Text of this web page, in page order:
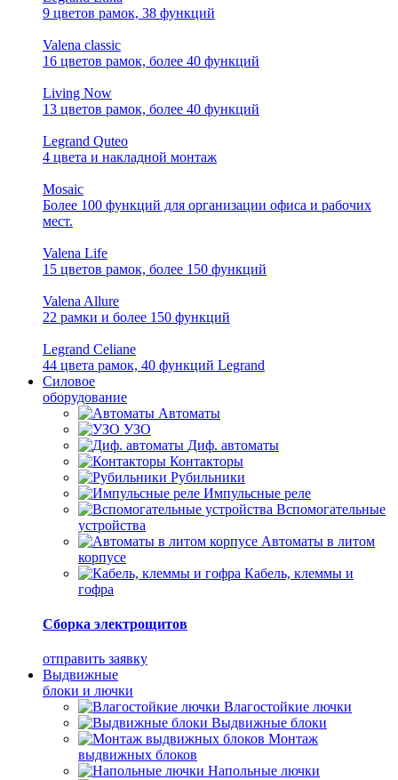
9 цветов рамок, 38 функций
Valena classic
16 цветов рамок, более 40 функций
Living Now
13 цветов рамок, более 40 функций
Legrand Quteo
4 цвета и накладной монтаж
Mosaic
Более 100 функций для организации офиса и рабочих
мест.
Valena Life
15 цветов рамок, более 150 функций
Valena Allure
22 рамки и более 150 функций
Legrand Celiane
44 цвета рамок, 40 функций Legrand
Силовое
оборудование
Автоматы
УЗО
Диф. автоматы
Контакторы
Рубильники
Импульсные реле
Вспомогательные
устройства
Автоматы в литом
корпусе
Кабель, клеммы и
гофра
Сборка электрощитов
отправить заявку
Выдвижные
блоки и лючки
Влагостойкие лючки
Выдвижные блоки
Монтаж
выдвижных блоков
Напольные лючки